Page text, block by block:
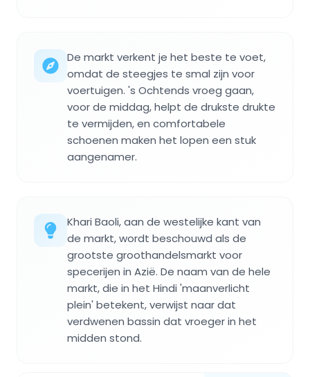
De markt verkent je het beste te voet,
omdat de steegjes te smal zijn voor
voertuigen. 's Ochtends vroeg gaan,
voor de middag, helpt de drukste drukte
te vermijden, en comfortabele
schoenen maken het lopen een stuk
aangenamer.
Khari Baoli, aan de westelijke kant van
de markt, wordt beschouwd als de
grootste groothandelsmarkt voor
specerijen in Azië. De naam van de hele
markt, die in het Hindi 'maanverlicht
plein' betekent, verwijst naar dat
verdwenen bassin dat vroeger in het
midden stond.